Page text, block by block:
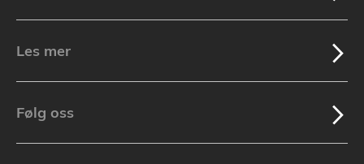
Les mer
Følg oss